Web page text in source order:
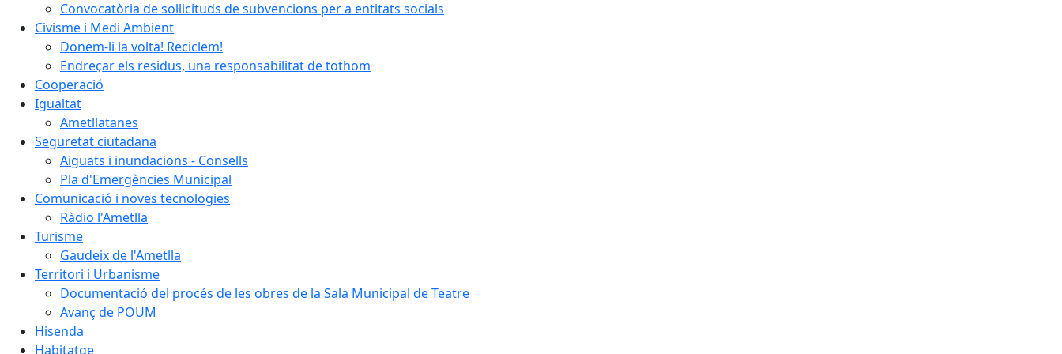
Convocatòria de sol·licituds de subvencions per a entitats socials
Civisme i Medi Ambient
Donem-li la volta! Reciclem!
Endreçar els residus, una responsabilitat de tothom
Cooperació
Igualtat
Ametllatanes
Seguretat ciutadana
Aiguats i inundacions - Consells
Pla d'Emergències Municipal
Comunicació i noves tecnologies
Ràdio l'Ametlla
Turisme
Gaudeix de l'Ametlla
Territori i Urbanisme
Documentació del procés de les obres de la Sala Municipal de Teatre
Avanç de POUM
Hisenda
Habitatge